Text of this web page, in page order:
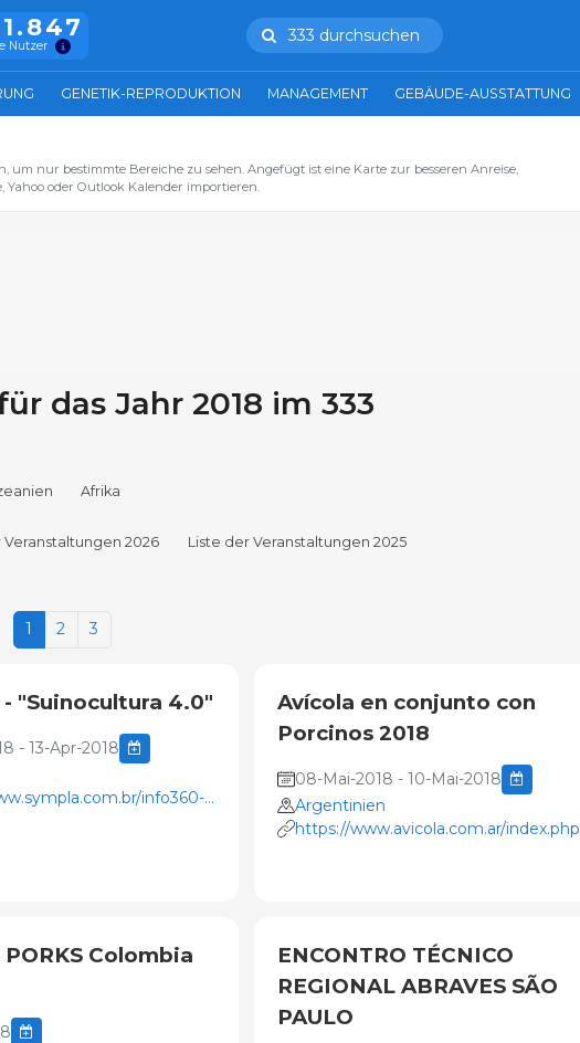
Nutzer
333 durchsuchen
GENETIK-REPRODUKTION MANAGEMENT GEBÄUDE-AUSSTATTUNG
nur bestimmte Bereiche zu sehen. Angefügt ist eine Karte zur besseren Anreise,
oder Outlook Kalender importieren.
das Jahr 2018 im 333
Afrika
Veranstaltungen 2026 Liste der Veranstaltungen 2025
1 2 3
"Suinocultura 4.0"
- 13-Apr-2018
info360--
Avícola en conjunto con
Porcinos 2018
08-Mai-2018 - 10-Mai-2018
Argentinien
https://www.avicola.com.ar/index.php
Colombia
ENCONTRO TÉCNICO
REGIONAL ABRAVES SÃO
PAULO